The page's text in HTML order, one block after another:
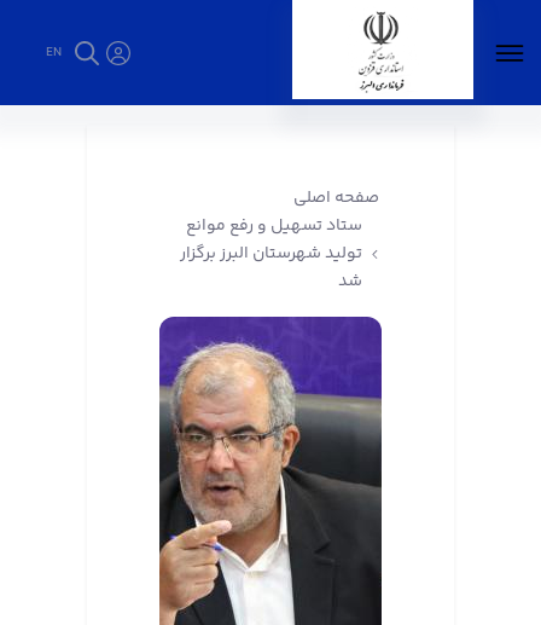
EN
صفحه اصلی
ستاد تسهیل و رفع موانع
تولید شهرستان البرز برگزار
شد